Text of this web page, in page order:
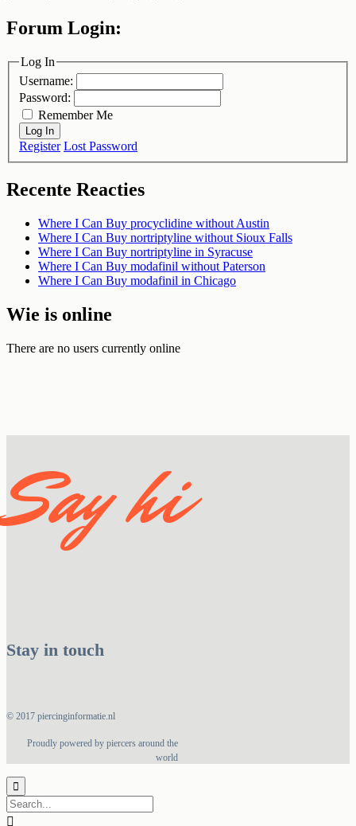
Forum Login:
Log In
Username:
Password:
Remember Me
Log In
Register Lost Password
Recente Reacties
Where I Can Buy procyclidine without Austin
Where I Can Buy nortriptyline without Sioux Falls
Where I Can Buy nortriptyline in Syracuse
Where I Can Buy modafinil without Paterson
Where I Can Buy modafinil in Chicago
Wie is online
There are no users currently online
Say hi
Stay in touch
© 2017 piercinginformatie.nl
Proudly powered by piercers around the
world

